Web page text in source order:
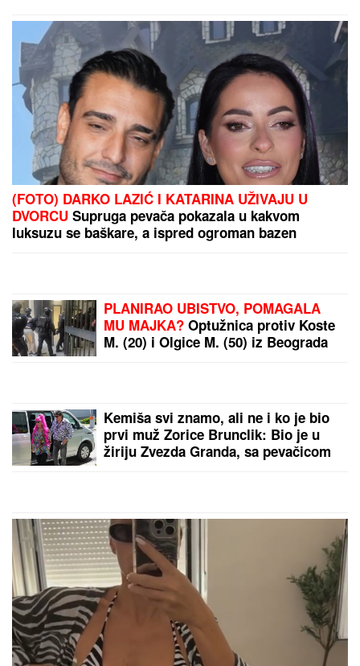
PREPORUKA ZA VAS
UMRO ČUVENI SLOBODAN BOBA SPASOJEVIĆ
TEŠKA NESREĆA KOD RUME
udario u bicikl, stradao muškarac